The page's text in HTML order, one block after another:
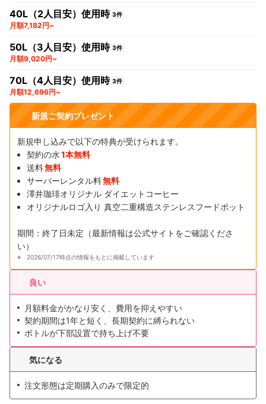
40L（2人目安）使用時 3件
月額7,182円~
50L（3人目安）使用時 3件
月額9,020円~
70L（4人目安）使用時 3件
月額12,696円~
新規ご契約プレゼント
新規申し込みで以下の特典が受けられます。
契約の水1本無料
送料無料
サーバーレンタル料無料
澤井珈琲オリジナル ダイエットコーヒー
オリジナルロゴ入り 真空二重構造ステンレスフードポット
期間：終了日未定（最新情報は公式サイトをご確認くださ
い）
2026/07/17時点の情報をもとに掲載しています
良い
月額料金がかなり安く、費用を抑えやすい
契約期間は1年と短く、長期契約に縛られない
ボトルが下部設置で持ち上げ不要
気になる
注文形態は定期購入のみで限定的